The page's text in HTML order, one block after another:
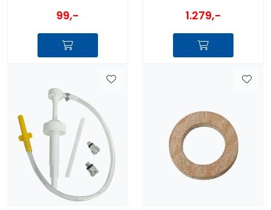
99,- 1.279,-